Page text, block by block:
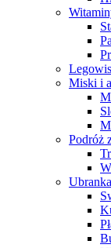
Miski i
Podróż